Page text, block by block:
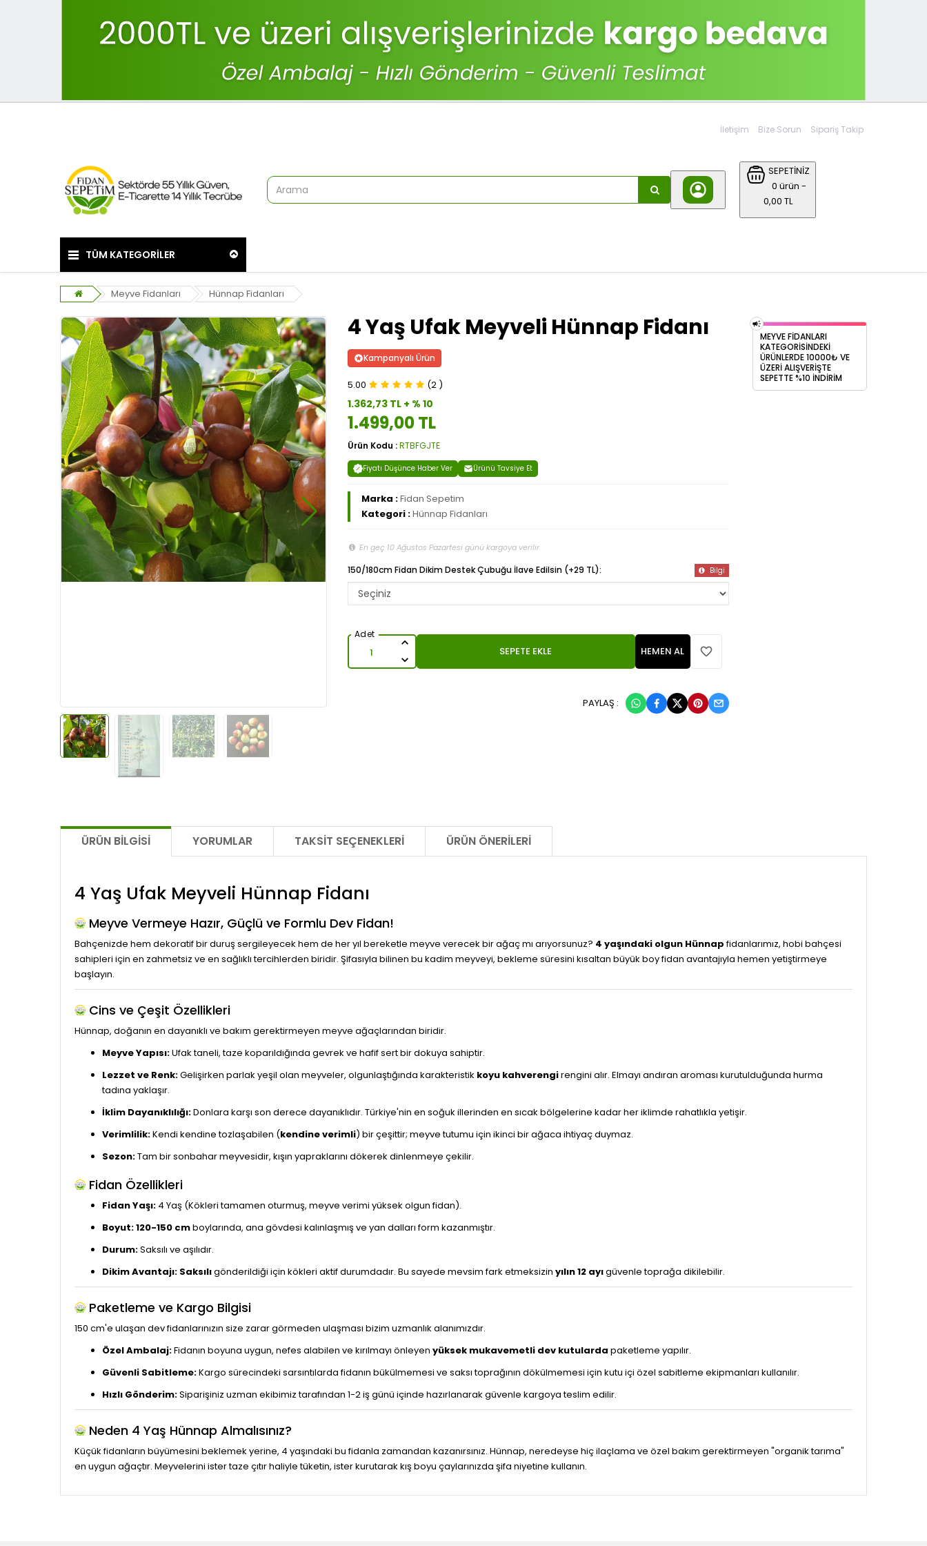
İletişim Bize Sorun Sipariş Takip
SEPETİNİZ
0 ürün -
0,00 TL
TÜM KATEGORİLER
Meyve Fidanları Hünnap Fidanları
4 Yaş Ufak Meyveli Hünnap Fidanı
Kampanyalı Ürün
5.00 (2 )
1.362,73 TL + % 10
1.499,00 TL
Ürün Kodu :RTBFGJTE
Fiyatı Düşünce Haber Ver Ürünü Tavsiye Et
Marka :Fidan Sepetim
Kategori :Hünnap Fidanları
En geç 10 Ağustos Pazartesi günü kargoya verilir.
150/180cm Fidan Dikim Destek Çubuğu İlave Edilsin (+29 TL): Bilgi
SEPETE EKLE HEMEN AL
PAYLAŞ :
MEYVE FİDANLARI
KATEGORİSİNDEKİ
ÜRÜNLERDE 10000₺ VE
ÜZERİ ALIŞVERİŞTE
SEPETTE %10 İNDİRİM
ÜRÜN BILGISI YORUMLAR TAKSIT SEÇENEKLERI ÜRÜN ÖNERILERI
4 Yaş Ufak Meyveli Hünnap Fidanı
Meyve Vermeye Hazır, Güçlü ve Formlu Dev Fidan!
Bahçenizde hem dekoratif bir duruş sergileyecek hem de her yıl bereketle meyve verecek bir ağaç mı arıyorsunuz? 4 yaşındaki olgun Hünnapfidanlarımız, hobi bahçesi
sahipleri için en zahmetsiz ve en sağlıklı tercihlerden biridir. Şifasıyla bilinen bu kadim meyveyi, bekleme süresini kısaltan büyük boy fidan avantajıyla hemen yetiştirmeye
başlayın.
Cins ve Çeşit Özellikleri
Hünnap, doğanın en dayanıklı ve bakım gerektirmeyen meyve ağaçlarından biridir.
Meyve Yapısı:Ufak taneli, taze koparıldığında gevrek ve hafif sert bir dokuya sahiptir.
Lezzet ve Renk:Gelişirken parlak yeşil olan meyveler, olgunlaştığında karakteristik koyu kahverengirengini alır. Elmayı andıran aroması kurutulduğunda hurma
tadına yaklaşır.
İklim Dayanıklılığı:Donlara karşı son derece dayanıklıdır. Türkiye'nin en soğuk illerinden en sıcak bölgelerine kadar her iklimde rahatlıkla yetişir.
Verimlilik:Kendi kendine tozlaşabilen (kendine verimli) bir çeşittir; meyve tutumu için ikinci bir ağaca ihtiyaç duymaz.
Sezon:Tam bir sonbahar meyvesidir, kışın yapraklarını dökerek dinlenmeye çekilir.
Fidan Özellikleri
Fidan Yaşı: 4 Yaş (Kökleri tamamen oturmuş, meyve verimi yüksek olgun fidan).
Boyut:120-150 cmboylarında, ana gövdesi kalınlaşmış ve yan dalları form kazanmıştır.
Durum:Saksılı ve aşılıdır.
Dikim Avantajı: Saksılıgönderildiği için kökleri aktif durumdadır. Bu sayede mevsim fark etmeksizin yılın 12 ayıgüvenle toprağa dikilebilir.
Paketleme ve Kargo Bilgisi
150 cm'e ulaşan dev fidanlarınızın size zarar görmeden ulaşması bizim uzmanlık alanımızdır.
Özel Ambalaj:Fidanın boyuna uygun, nefes alabilen ve kırılmayı önleyen yüksek mukavemetli dev kutularda paketleme yapılır.
Güvenli Sabitleme:Kargo sürecindeki sarsıntılarda fidanın bükülmemesi ve saksı toprağının dökülmemesi için kutu içi özel sabitleme ekipmanları kullanılır.
Hızlı Gönderim:Siparişiniz uzman ekibimiz tarafından 1-2 iş günü içinde hazırlanarak güvenle kargoya teslim edilir.
Neden 4 Yaş Hünnap Almalısınız?
Küçük fidanların büyümesini beklemek yerine, 4 yaşındaki bu fidanla zamandan kazanırsınız. Hünnap, neredeyse hiç ilaçlama ve özel bakım gerektirmeyen "organik tarıma"
en uygun ağaçtır. Meyvelerini ister taze çıtır haliyle tüketin, ister kurutarak kış boyu çaylarınızda şifa niyetine kullanın.